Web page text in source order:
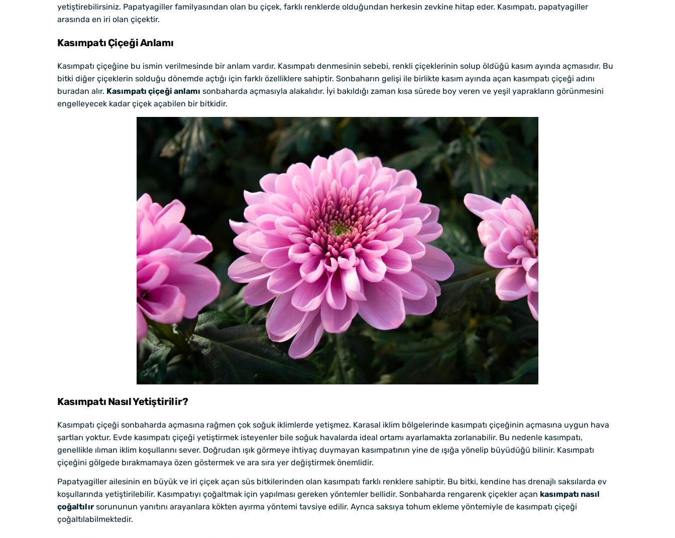
yetiştirebilirsiniz. Papatyagiller familyasından olan bu çiçek, farklı renklerde olduğundan herkesin zevkine hitap eder. Kasımpatı, papatyagiller
arasında en iri olan çiçektir.
Kasımpatı Çiçeği Anlamı
Kasımpatı çiçeğine bu ismin verilmesinde bir anlam vardır. Kasımpatı denmesinin sebebi, renkli çiçeklerinin solup öldüğü kasım ayında açmasıdır. Bu
bitki diğer çiçeklerin solduğu dönemde açtığı için farklı özelliklere sahiptir. Sonbaharın gelişi ile birlikte kasım ayında açan kasımpatı çiçeği adını
buradan alır. Kasımpatı çiçeği anlamı sonbaharda açmasıyla alakalıdır. İyi bakıldığı zaman kısa sürede boy veren ve yeşil yaprakların görünmesini
engelleyecek kadar çiçek açabilen bir bitkidir.
Kasımpatı Nasıl Yetiştirilir?
Kasımpatı çiçeği sonbaharda açmasına rağmen çok soğuk iklimlerde yetişmez. Karasal iklim bölgelerinde kasımpatı çiçeğinin açmasına uygun hava
şartları yoktur. Evde kasımpatı çiçeği yetiştirmek isteyenler bile soğuk havalarda ideal ortamı ayarlamakta zorlanabilir. Bu nedenle kasımpatı,
genellikle ılıman iklim koşullarını sever. Doğrudan ışık görmeye ihtiyaç duymayan kasımpatının yine de ışığa yönelip büyüdüğü bilinir. Kasımpatı
çiçeğini gölgede bırakmamaya özen göstermek ve ara sıra yer değiştirmek önemlidir.
Papatyagiller ailesinin en büyük ve iri çiçek açan süs bitkilerinden olan kasımpatı farklı renklere sahiptir. Bu bitki, kendine has drenajlı saksılarda ev
koşullarında yetiştirilebilir. Kasımpatıyı çoğaltmak için yapılması gereken yöntemler bellidir. Sonbaharda rengarenk çiçekler açan kasımpatı nasıl
çoğaltılır sorununun yanıtını arayanlara kökten ayırma yöntemi tavsiye edilir. Ayrıca saksıya tohum ekleme yöntemiyle de kasımpatı çiçeği
çoğaltılabilmektedir.